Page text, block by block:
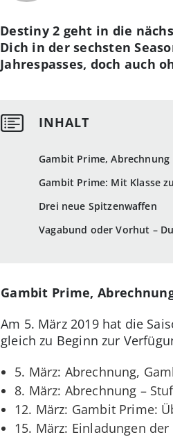
Gambit Prime,
Gambit Prime: Mit Klasse
Drei neue Spitzenwaffen
Vagabund oder Vorhut –
Destiny 2 geht in die
Dich in der sechsten
Jahrespasses, doch auch
Gambit Prime,
Am 5. März 2019 hat die
gleich zu Beginn zur
5. März: Abrechnung,
8. März: Abrechnung –
12. März: Gambit Prime:
15. März: Einladungen